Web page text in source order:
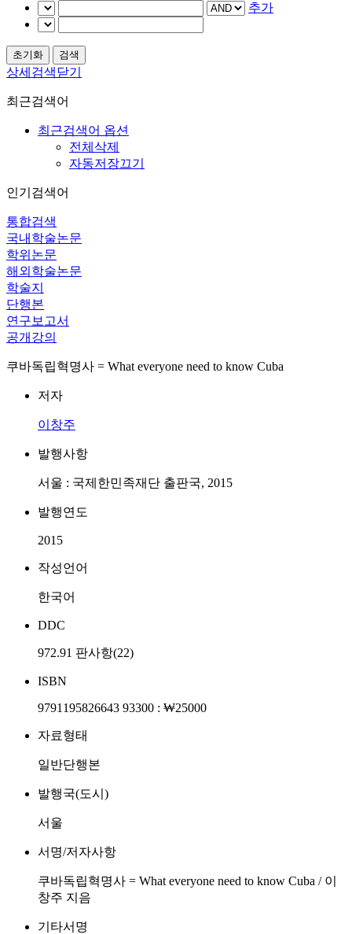
추가
상세검색닫기
최근검색어
최근검색어 옵션
전체삭제
자동저장끄기
인기검색어
통합검색
국내학술논문
학위논문
해외학술논문
학술지
단행본
연구보고서
공개강의
쿠바독립혁명사 = What everyone need to know Cuba
저자
이창주
발행사항
서울 : 국제한민족재단 출판국, 2015
발행연도
2015
작성언어
한국어
DDC
972.91 판사항(22)
ISBN
9791195826643 93300 : ₩25000
자료형태
일반단행본
발행국(도시)
서울
서명/저자사항
쿠바독립혁명사 = What everyone need to know Cuba / 이
창주 지음
기타서명